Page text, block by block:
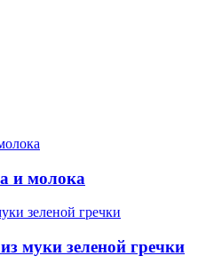
и молока
муки зеленой гречки